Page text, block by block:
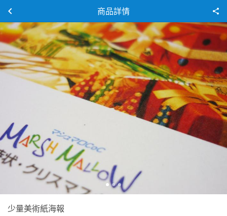
商品詳情
少量美術紙海報